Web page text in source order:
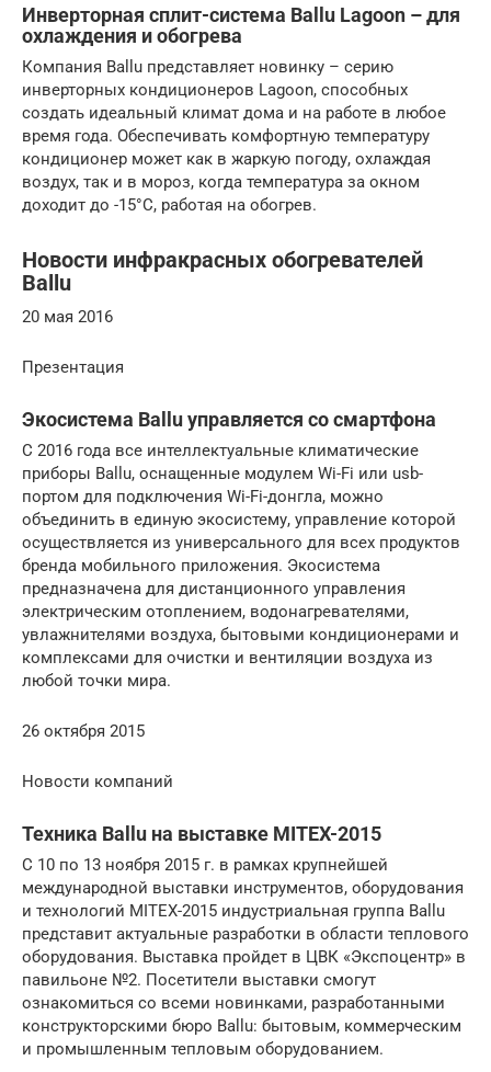
Инверторная сплит-система Ballu Lagoon – для
охлаждения и обогрева
Компания Ballu представляет новинку – серию
инверторных кондиционеров Lagoon, способных
создать идеальный климат дома и на работе в любое
время года. Обеспечивать комфортную температуру
кондиционер может как в жаркую погоду, охлаждая
воздух, так и в мороз, когда температура за окном
доходит до -15°С, работая на обогрев.
Новости инфракрасных обогревателей
Ballu
20 мая 2016
Презентация
Экосистема Ballu управляется со смартфона
С 2016 года все интеллектуальные климатические
приборы Ballu, оснащенные модулем Wi-Fi или usb-
портом для подключения Wi-Fi-донгла, можно
объединить в единую экосистему, управление которой
осуществляется из универсального для всех продуктов
бренда мобильного приложения. Экосистема
предназначена для дистанционного управления
электрическим отоплением, водонагревателями,
увлажнителями воздуха, бытовыми кондиционерами и
комплексами для очистки и вентиляции воздуха из
любой точки мира.
26 октября 2015
Новости компаний
Техника Ballu на выставке MITEX-2015
С 10 по 13 ноября 2015 г. в рамках крупнейшей
международной выставки инструментов, оборудования
и технологий MITEX-2015 индустриальная группа Ballu
представит актуальные разработки в области теплового
оборудования. Выставка пройдет в ЦВК «Экспоцентр» в
павильоне №2. Посетители выставки смогут
ознакомиться со всеми новинками, разработанными
конструкторскими бюро Ballu: бытовым, коммерческим
и промышленным тепловым оборудованием.